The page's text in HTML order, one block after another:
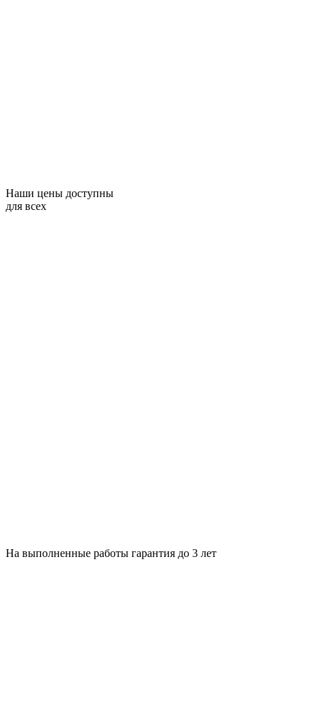
Наши цены доступны
для всех
На выполненные работы гарантия до 3 лет